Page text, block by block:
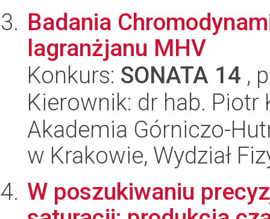
Badania
lagranżjanu MHV
Konkurs: SONATA 14 ,
Kierownik: dr hab. Piotr
Akademia Górniczo-
w Krakowie, Wydział
W poszukiwaniu